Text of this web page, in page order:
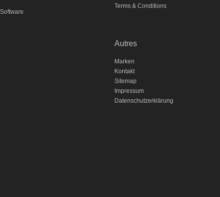
Software
Terms & Conditions
Autres
Marken
Kontakt
Sitemap
Impressum
Datenschutzerklärung